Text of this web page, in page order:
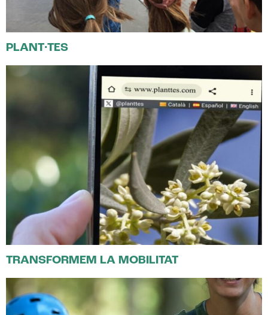
PLANT·TES
TRANSFORMEM LA MOBILITAT